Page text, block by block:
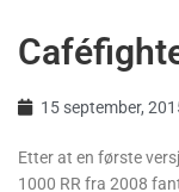
15 september,
Etter at en første
1000 RR fra 2008